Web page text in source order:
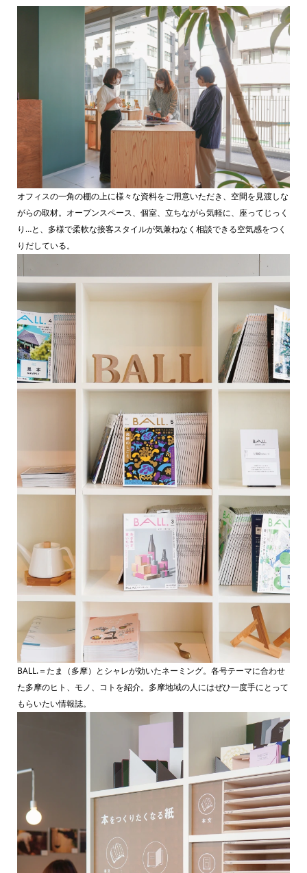
オフィスの一角の棚の上に様々な資料をご用意いただき、空間を見渡しな
がらの取材。オープンスペース、個室、立ちながら気軽に、座ってじっく
り…と、多様で柔軟な接客スタイルが気兼ねなく相談できる空気感をつく
りだしている。
BALL.＝たま（多摩）とシャレが効いたネーミング。各号テーマに合わせ
た多摩のヒト、モノ、コトを紹介。多摩地域の人にはぜひ一度手にとって
もらいたい情報誌。